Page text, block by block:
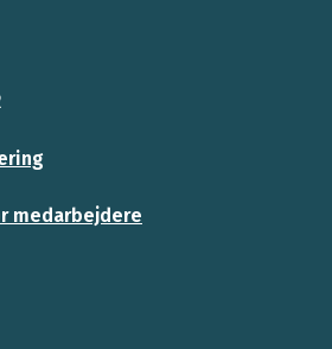
medarbejdere